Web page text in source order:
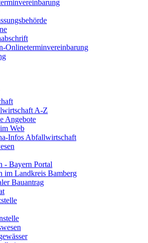
Onlineterminvereinbarung
A-Z
Angebote
Web
Infos Abfallwirtschaft
- Bayern Portal
im Landkreis Bamberg
Bauantrag